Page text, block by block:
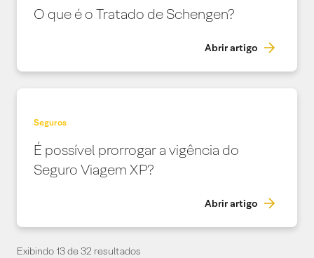
O que é o Tratado de Schengen?
Abrir artigo
Seguros
É possível prorrogar a vigência do
Seguro Viagem XP?
Abrir artigo
Exibindo 13 de 32 resultados